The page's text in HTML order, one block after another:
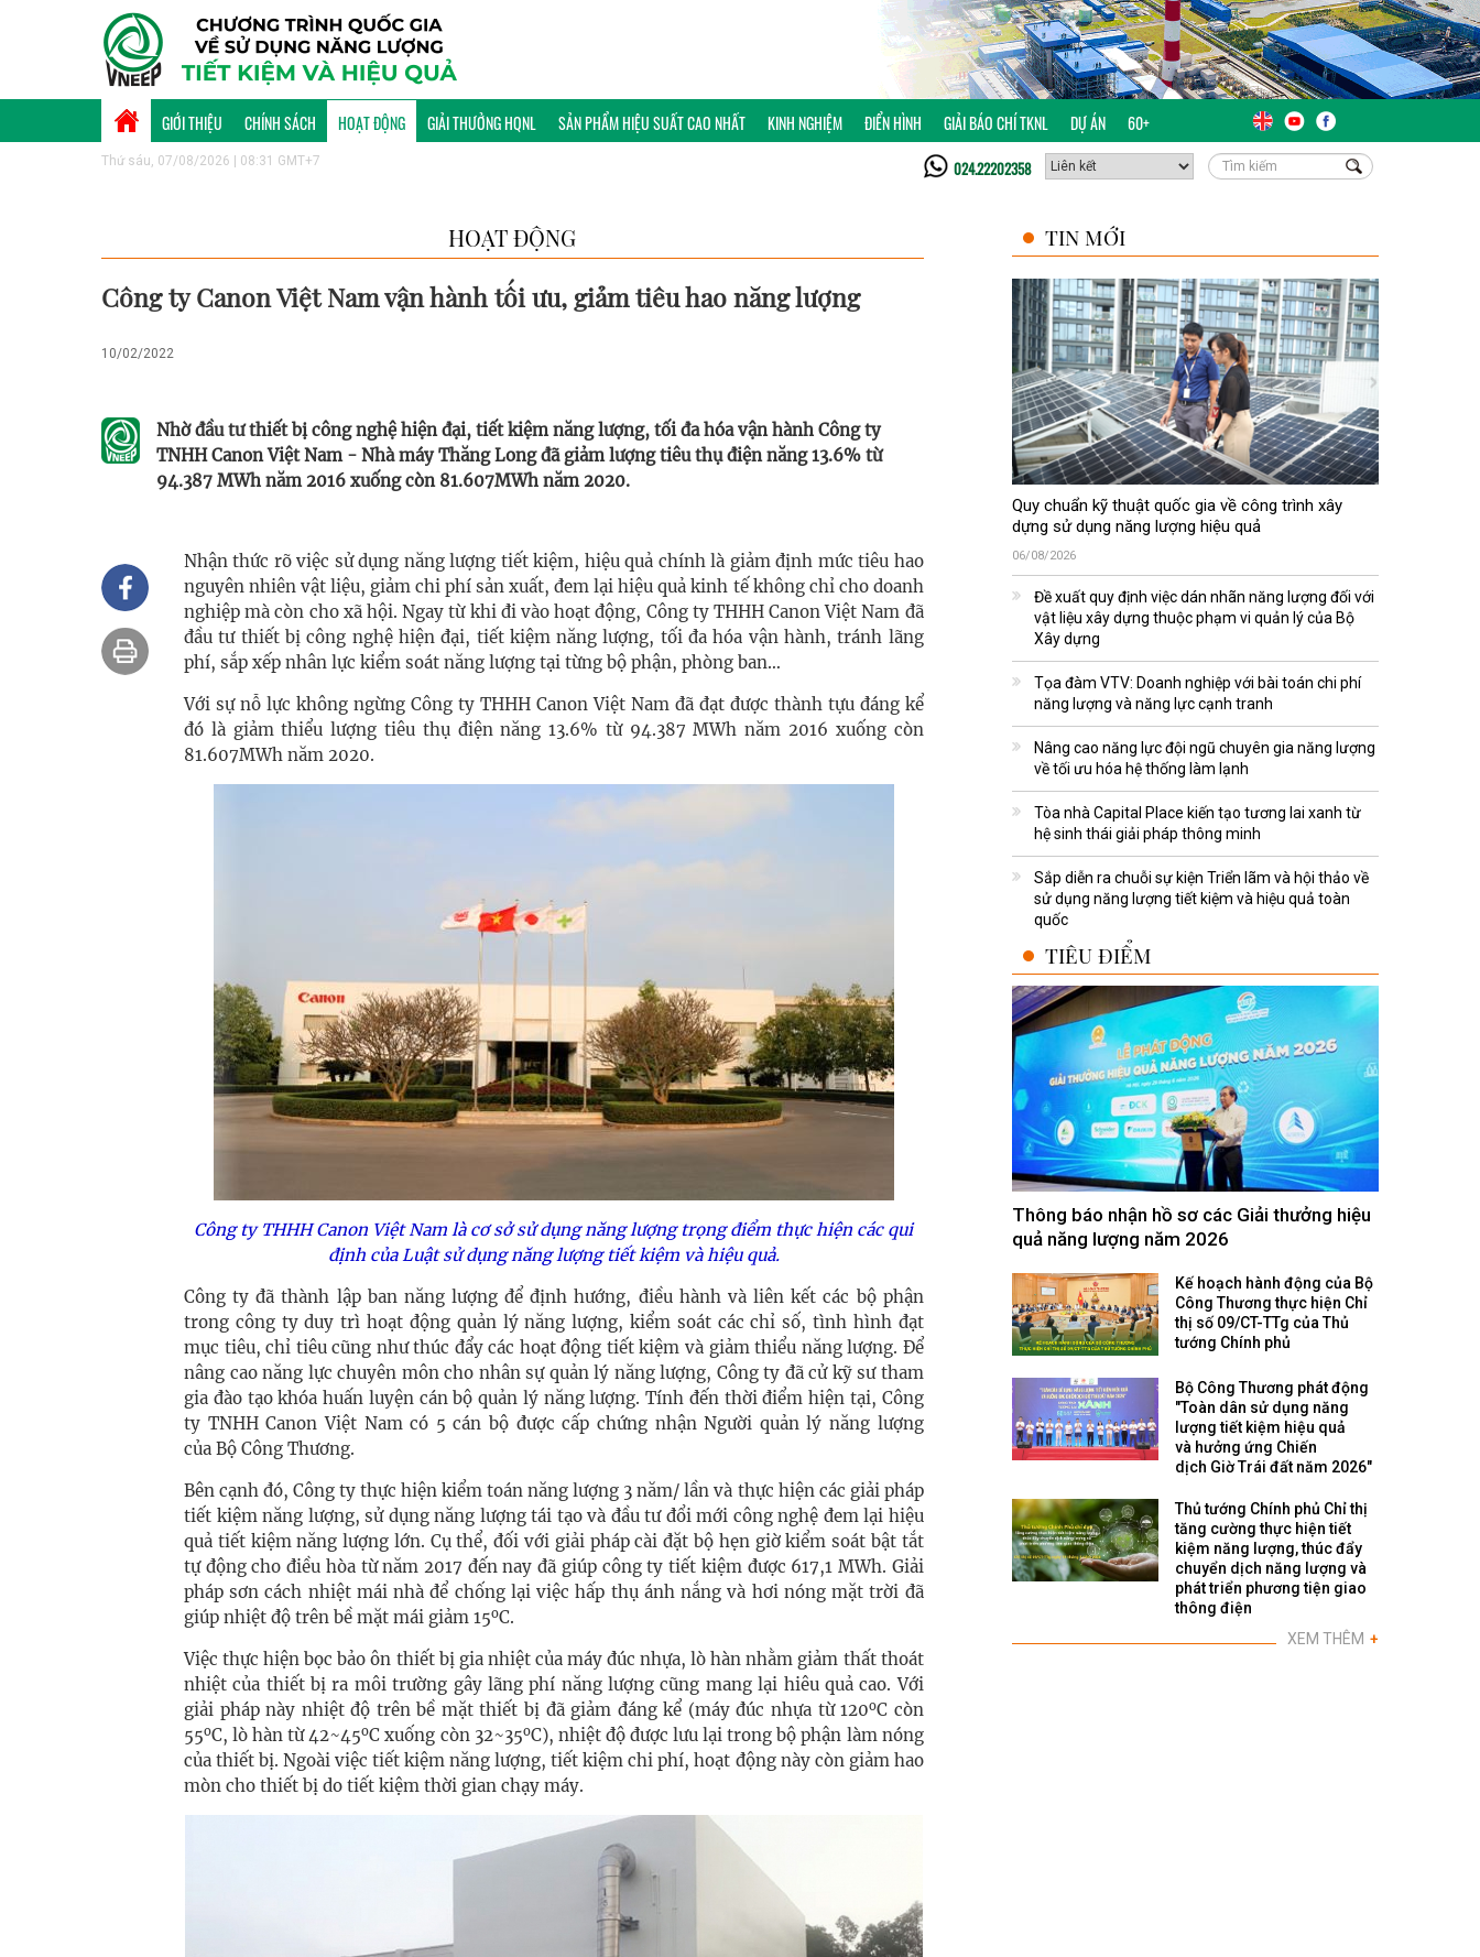
GIỚI THIỆU CHÍNH SÁCH HOẠT ĐỘNG GIẢI THƯỞNG HQNL SẢN PHẨM HIỆU SUẤT CAO NHẤT KINH NGHIỆM ĐIỂN HÌNH GIẢI BÁO CHÍ TKNL DỰ ÁN 60+
Thứ sáu, 07/08/2026 | 08:31 GMT+7 024.22202358
HOẠT ĐỘNG
Công ty Canon Việt Nam vận hành tối ưu, giảm tiêu hao năng lượng
10/02/2022
Nhờ đầu tư thiết bị công nghệ hiện đại, tiết kiệm năng lượng, tối đa hóa vận hành Công ty
TNHH Canon Việt Nam - Nhà máy Thăng Long đã giảm lượng tiêu thụ điện năng 13.6% từ
94.387 MWh năm 2016 xuống còn 81.607MWh năm 2020.
Nhận thức rõ việc sử dụng năng lượng tiết kiệm, hiệu quả chính là giảm định mức tiêu hao
nguyên nhiên vật liệu, giảm chi phí sản xuất, đem lại hiệu quả kinh tế không chỉ cho doanh
nghiệp mà còn cho xã hội. Ngay từ khi đi vào hoạt động, Công ty THHH Canon Việt Nam đã
đầu tư thiết bị công nghệ hiện đại, tiết kiệm năng lượng, tối đa hóa vận hành, tránh lãng
phí, sắp xếp nhân lực kiểm soát năng lượng tại từng bộ phận, phòng ban…
Với sự nỗ lực không ngừng Công ty THHH Canon Việt Nam đã đạt được thành tựu đáng kể
đó là giảm thiểu lượng tiêu thụ điện năng 13.6% từ 94.387 MWh năm 2016 xuống còn
81.607MWh năm 2020.
Công ty THHH Canon Việt Nam là cơ sở sử dụng năng lượng trọng điểm thực hiện các qui
định của Luật sử dụng năng lượng tiết kiệm và hiệu quả.
Công ty đã thành lập ban năng lượng để định hướng, điều hành và liên kết các bộ phận
trong công ty duy trì hoạt động quản lý năng lượng, kiểm soát các chỉ số, tình hình đạt
mục tiêu, chỉ tiêu cũng như thúc đẩy các hoạt động tiết kiệm và giảm thiểu năng lượng. Để
nâng cao năng lực chuyên môn cho nhân sự quản lý năng lượng, Công ty đã cử kỹ sư tham
gia đào tạo khóa huấn luyện cán bộ quản lý năng lượng. Tính đến thời điểm hiện tại, Công
ty TNHH Canon Việt Nam có 5 cán bộ được cấp chứng nhận Người quản lý năng lượng
của Bộ Công Thương.
Bên cạnh đó, Công ty thực hiện kiểm toán năng lượng 3 năm/ lần và thực hiện các giải pháp
tiết kiệm năng lượng, sử dụng năng lượng tái tạo và đầu tư đổi mới công nghệ đem lại hiệu
quả tiết kiệm năng lượng lớn. Cụ thể, đối với giải pháp cài đặt bộ hẹn giờ kiểm soát bật tắt
tự động cho điều hòa từ năm 2017 đến nay đã giúp công ty tiết kiệm được 617,1 MWh. Giải
pháp sơn cách nhiệt mái nhà để chống lại việc hấp thụ ánh nắng và hơi nóng mặt trời đã
giúp nhiệt độ trên bề mặt mái giảm 15oC.
Việc thực hiện bọc bảo ôn thiết bị gia nhiệt của máy đúc nhựa, lò hàn nhằm giảm thất thoát
nhiệt của thiết bị ra môi trường gây lãng phí năng lượng cũng mang lại hiêu quả cao. Với
giải pháp này nhiệt độ trên bề mặt thiết bị đã giảm đáng kể (máy đúc nhựa từ 120oC còn
55oC, lò hàn từ 42~45oC xuống còn 32~35oC), nhiệt độ được lưu lại trong bộ phận làm nóng
của thiết bị. Ngoài việc tiết kiệm năng lượng, tiết kiệm chi phí, hoạt động này còn giảm hao
mòn cho thiết bị do tiết kiệm thời gian chạy máy.
TIN MỚI
Quy chuẩn kỹ thuật quốc gia về công trình xây
dựng sử dụng năng lượng hiệu quả
06/08/2026
Đề xuất quy định việc dán nhãn năng lượng đối với
vật liệu xây dựng thuộc phạm vi quản lý của Bộ
Xây dựng
Tọa đàm VTV: Doanh nghiệp với bài toán chi phí
năng lượng và năng lực cạnh tranh
Nâng cao năng lực đội ngũ chuyên gia năng lượng
về tối ưu hóa hệ thống làm lạnh
Tòa nhà Capital Place kiến tạo tương lai xanh từ
hệ sinh thái giải pháp thông minh
Sắp diễn ra chuỗi sự kiện Triển lãm và hội thảo về
sử dụng năng lượng tiết kiệm và hiệu quả toàn
quốc
TIÊU ĐIỂM
Thông báo nhận hồ sơ các Giải thưởng hiệu
quả năng lượng năm 2026
Kế hoạch hành động của Bộ
Công Thương thực hiện Chỉ
thị số 09/CT-TTg của Thủ
tướng Chính phủ
Bộ Công Thương phát động
"Toàn dân sử dụng năng
lượng tiết kiệm hiệu quả
và hưởng ứng Chiến
dịch Giờ Trái đất năm 2026"
Thủ tướng Chính phủ Chỉ thị
tăng cường thực hiện tiết
kiệm năng lượng, thúc đẩy
chuyển dịch năng lượng và
phát triển phương tiện giao
thông điện
XEM THÊM +